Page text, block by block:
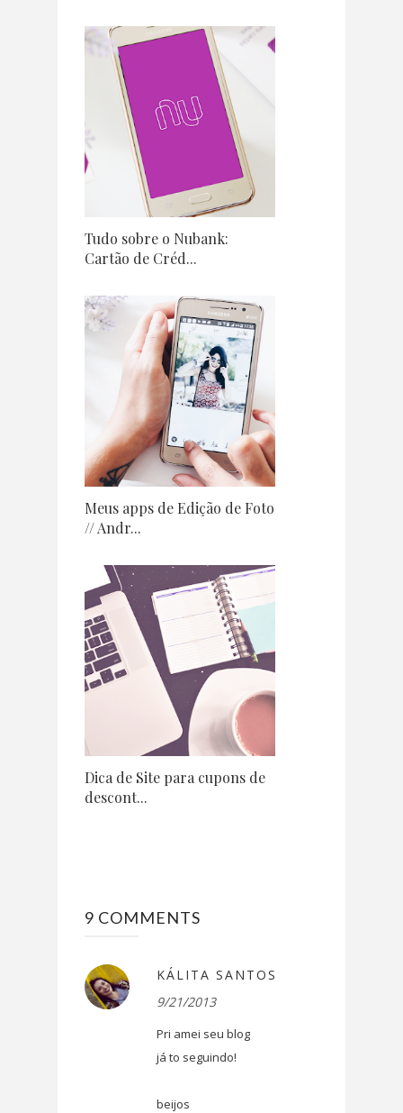
Tudo sobre o Nubank:
Cartão de Créd...
Meus apps de Edição de Foto
// Andr...
Dica de Site para cupons de
descont...
9 COMMENTS
KÁLITA SANTOS
9/21/2013
Pri amei seu blog
já to seguindo!
beijos